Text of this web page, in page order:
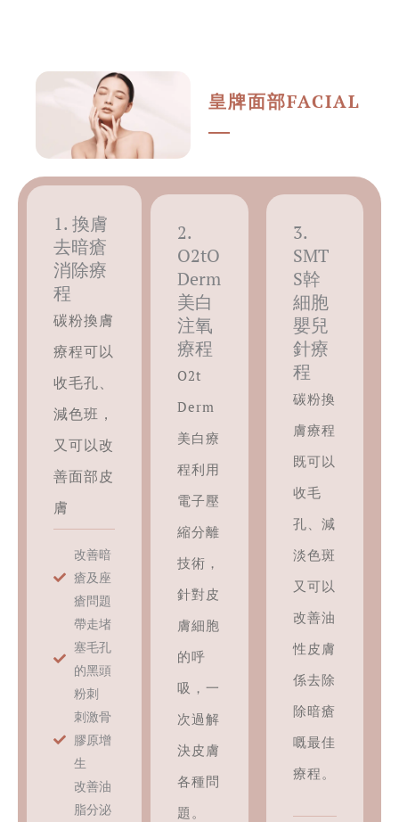
皇牌面部FACIAL
1. 換膚
去暗瘡
消除療
程
碳粉換膚
療程可以
收毛孔、
減色班，
又可以改
善面部皮
膚
改善暗
瘡及座
瘡問題
帶走堵
塞毛孔
的黑頭
粉刺
刺激骨
膠原增
生
改善油
脂分泌
2.
O2tO
Derm
美白
注氧
療程
O2t
Derm
美白療
程利用
電子壓
縮分離
技術，
針對皮
膚細胞
的呼
吸，一
次過解
決皮膚
各種問
題。
3.
SMT
S幹
細胞
嬰兒
針療
程
碳粉換
膚療程
既可以
收毛
孔、減
淡色斑
又可以
改善油
性皮膚
係去除
除暗瘡
嘅最佳
療程。